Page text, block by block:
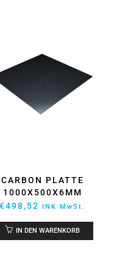
CARBON PLATTE
1000X500X6MM
€498,52 INK MwSt.
IN DEN WARENKORB